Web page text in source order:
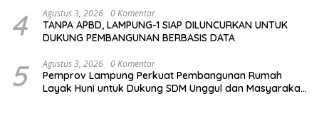
4 Agustus 3, 2026 0 Komentar
TANPA APBD, LAMPUNG-1 SIAP DILUNCURKAN UNTUK
DUKUNG PEMBANGUNAN BERBASIS DATA
5 Agustus 3, 2026 0 Komentar
Pemprov Lampung Perkuat Pembangunan Rumah
Layak Huni untuk Dukung SDM Unggul dan Masyarakat